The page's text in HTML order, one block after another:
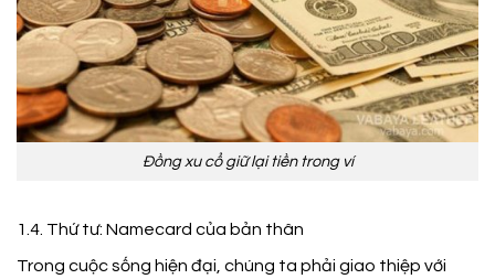
Đồng xu cổ giữ lại tiền trong ví
1.4. Thứ tư: Namecard của bản thân
Trong cuộc sống hiện đại, chúng ta phải giao thiệp với